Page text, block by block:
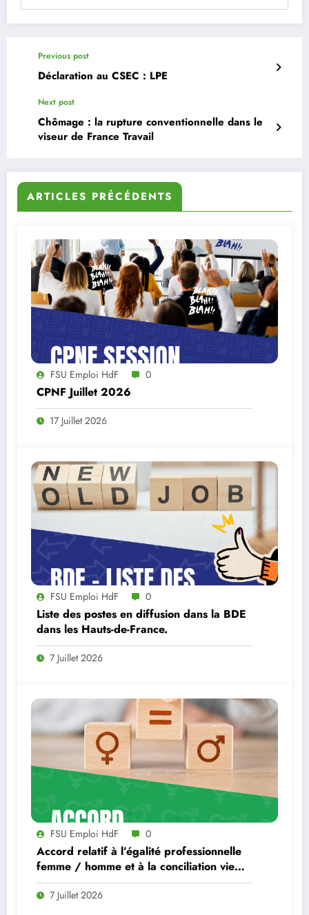
Previous post
Déclaration au CSEC : LPE
Next post
Chômage : la rupture conventionnelle dans le
viseur de France Travail
ARTICLES PRÉCÉDENTS
FSU Emploi HdF 0
CPNF Juillet 2026
17 Juillet 2026
FSU Emploi HdF 0
Liste des postes en diffusion dans la BDE
dans les Hauts-de-France.
7 Juillet 2026
FSU Emploi HdF 0
Accord relatif à l’égalité professionnelle
femme / homme et à la conciliation vie
professionnelle, familiale et personnelle à
France Travail.
7 Juillet 2026